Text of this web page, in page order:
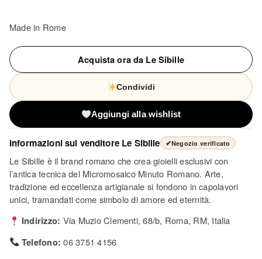
Made in Rome
Acquista ora da Le Sibille
Condividi
Aggiungi alla wishlist
Informazioni sul venditore Le Sibille ✔Negozio verificato
Le Sibille è il brand romano che crea gioielli esclusivi con
l’antica tecnica del Micromosaico Minuto Romano. Arte,
tradizione ed eccellenza artigianale si fondono in capolavori
unici, tramandati come simbolo di amore ed eternità.
Indirizzo: Via Muzio Clementi, 68/b, Roma, RM, Italia
Telefono: 06 3751 4156